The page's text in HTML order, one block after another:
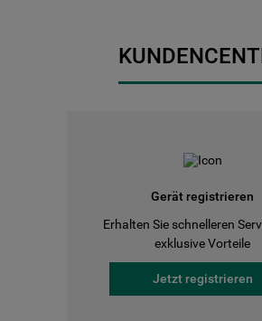
Gerät registrieren
Erhalten Sie schnelleren
exklusive Vorteile
Jetzt registrieren